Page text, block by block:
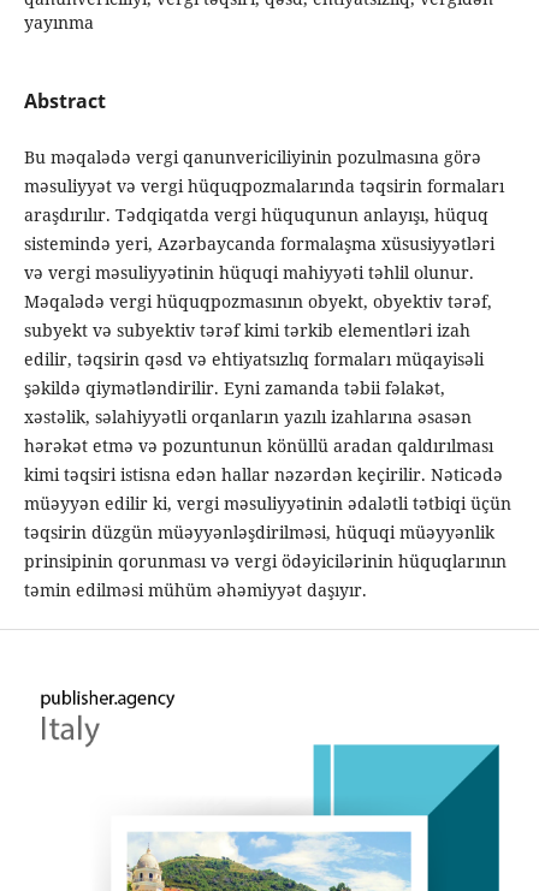
yayınma
Abstract
Bu məqalədə vergi qanunvericiliyinin pozulmasına görə
məsuliyyət və vergi hüquqpozmalarında təqsirin formaları
araşdırılır. Tədqiqatda vergi hüququnun anlayışı, hüquq
sistemində yeri, Azərbaycanda formalaşma xüsusiyyətləri
və vergi məsuliyyətinin hüquqi mahiyyəti təhlil olunur.
Məqalədə vergi hüquqpozmasının obyekt, obyektiv tərəf,
subyekt və subyektiv tərəf kimi tərkib elementləri izah
edilir, təqsirin qəsd və ehtiyatsızlıq formaları müqayisəli
şəkildə qiymətləndirilir. Eyni zamanda təbii fəlakət,
xəstəlik, səlahiyyətli orqanların yazılı izahlarına əsasən
hərəkət etmə və pozuntunun könüllü aradan qaldırılması
kimi təqsiri istisna edən hallar nəzərdən keçirilir. Nəticədə
müəyyən edilir ki, vergi məsuliyyətinin ədalətli tətbiqi üçün
təqsirin düzgün müəyyənləşdirilməsi, hüquqi müəyyənlik
prinsipinin qorunması və vergi ödəyicilərinin hüquqlarının
təmin edilməsi mühüm əhəmiyyət daşıyır.